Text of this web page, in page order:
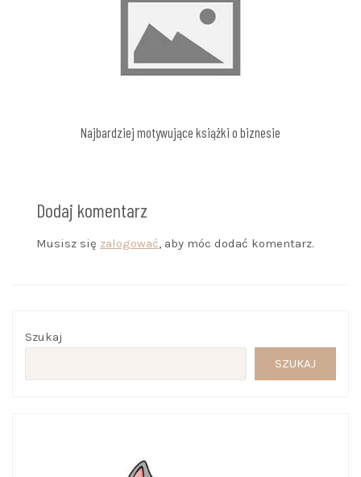
Najbardziej motywujące książki o biznesie
Dodaj komentarz
Musisz się zalogować, aby móc dodać komentarz.
Szukaj
SZUKAJ